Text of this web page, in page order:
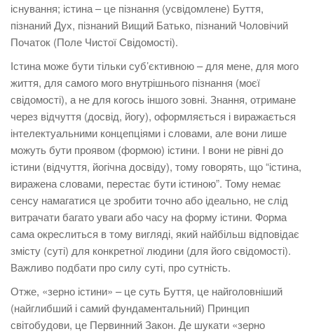
існування; істина – це пізнання (усвідомлене) Буття,
пізнаний Дух, пізнаний Вищий Батько, пізнаний Чоловічий
Початок (Поле Чистої Свідомості).
Істина може бути тільки суб’єктивною – для мене, для мого
життя, для самого мого внутрішнього пізнання (моєї
свідомості), а не для когось іншого зовні. Знання, отримане
через відчуття (досвід, йогу), оформляється і виражається
інтелектуальними концепціями і словами, але вони лише
можуть бути проявом (формою) істини. І вони не рівні до
істини (відчуття, йогічна досвіду), тому говорять, що “істина,
виражена словами, перестає бути істиною”. Тому немає
сенсу намагатися це зробити точно або ідеально, не слід
витрачати багато уваги або часу на форму істини. Форма
сама окреслиться в тому вигляді, який найбільш відповідає
змісту (суті) для конкретної людини (для його свідомості).
Важливо подбати про силу суті, про сутність.
Отже, «зерно істини» – це суть Буття, це найголовніший
(найглибший і самий фундаментальний) Принцип
світобудови, це Первинний Закон. Де шукати «зерно